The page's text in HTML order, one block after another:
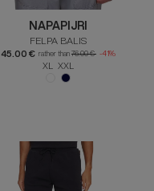
NAPAPIJRI
FELPA BALIS
45.00 € rather than 76.00 € -41%
XL XXL